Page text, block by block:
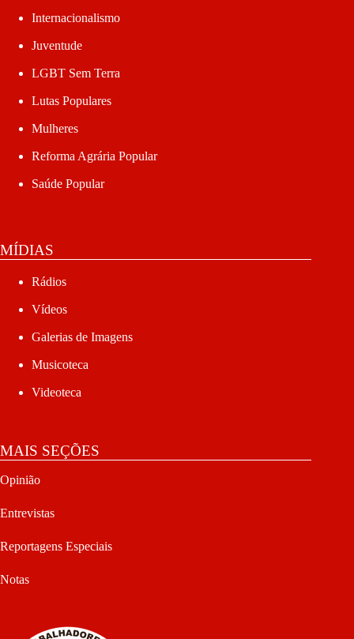
Internacionalismo
Juventude
LGBT Sem Terra
Lutas Populares
Mulheres
Reforma Agrária Popular
Saúde Popular
MÍDIAS
Rádios
Vídeos
Galerias de Imagens
Musicoteca
Videoteca
MAIS SEÇÕES
Opinião
Entrevistas
Reportagens Especiais
Notas